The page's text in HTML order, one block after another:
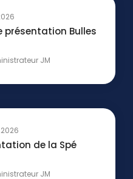
présentation Bulles
JM
de la Spé
JM